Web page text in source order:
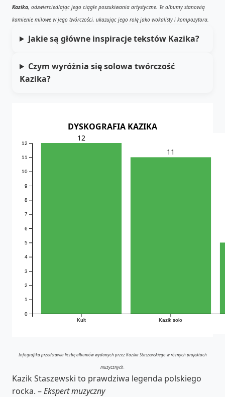
Kazika, odzwierciedlając jego ciągłe poszukiwania artystyczne. Te albumy stanowią
kamienie milowe w jego twórczości, ukazując jego rolę jako wokalisty i kompozytora.
Jakie są główne inspiracje tekstów Kazika?
Czym wyróżnia się solowa twórczość
Kazika?
DYSKOGRAFIA KAZIKA
Kult Kazik solo
0
1
2
3
4
5
6
7
8
9
10
11
12
12
11
Infografika przedstawia liczbę albumów wydanych przez Kazika Staszewskiego w różnych projektach
muzycznych.
Kazik Staszewski to prawdziwa legenda polskiego
rocka. –Ekspert muzyczny